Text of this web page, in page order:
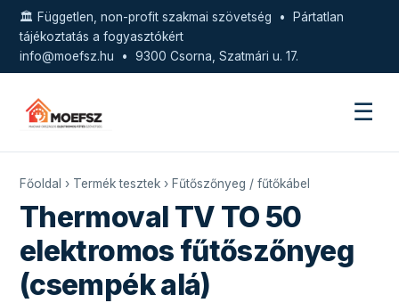
🏛️ Független, non-profit szakmai szövetség • Pártatlan
tájékoztatás a fogyasztókért
info@moefsz.hu • 9300 Csorna, Szatmári u. 17.
☰
Főoldal › Termék tesztek › Fűtőszőnyeg / fűtőkábel
Thermoval TV TO 50
elektromos fűtőszőnyeg
(csempék alá)